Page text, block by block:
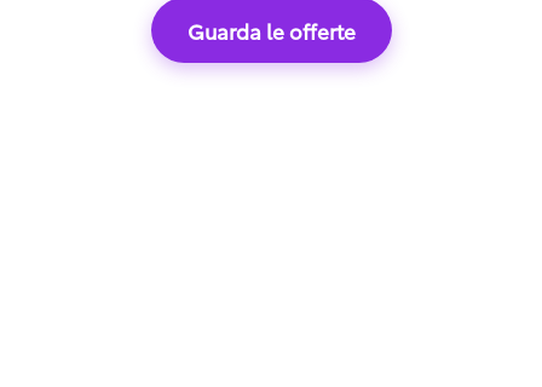
Guarda le offerte